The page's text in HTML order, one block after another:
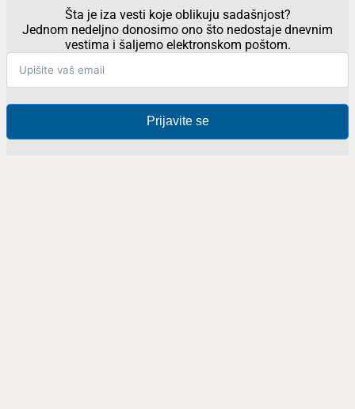
Šta je iza vesti koje oblikuju sadašnjost?
Jednom nedeljno donosimo ono što nedostaje dnevnim
vestima i šaljemo elektronskom poštom.
Prijavite se